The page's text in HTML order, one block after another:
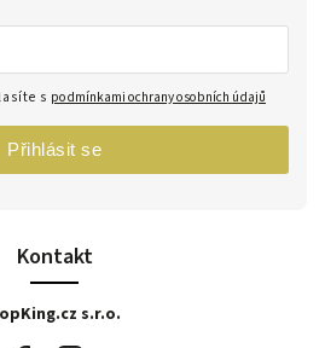
Kontakt
s.r.o.
s podmínkami ochrany osobních údajů
Přihlásit se